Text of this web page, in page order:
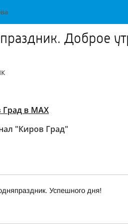
Доброе
Град в МАХ
"Киров Град"
Успешного дня!